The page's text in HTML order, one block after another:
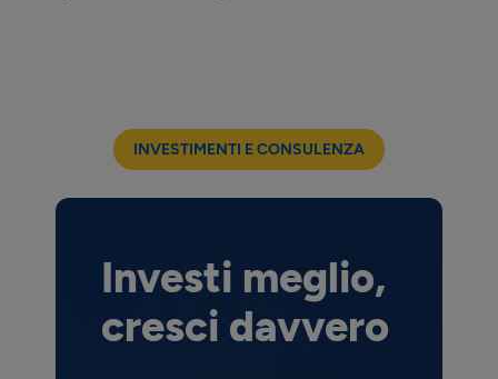
INVESTIMENTI E CONSULENZA
Investi meglio,
cresci davvero